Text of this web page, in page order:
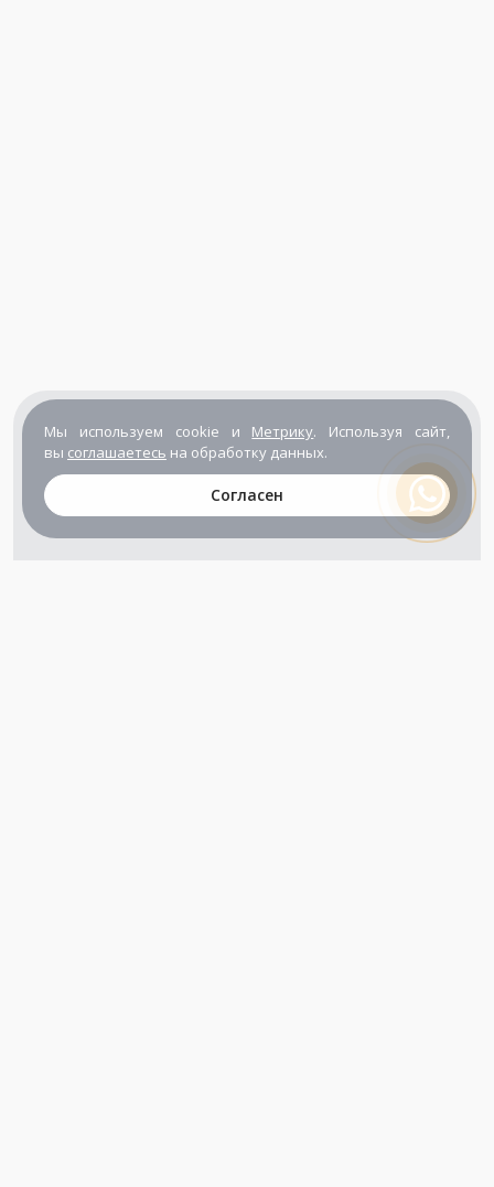
Мы используем cookie и Метрику. Используя сайт,
вы соглашаетесь на обработку данных.
Согласен